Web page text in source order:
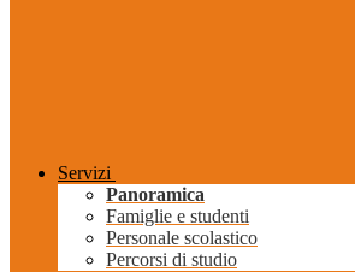
Servizi
Panoramica
Famiglie e studenti
Personale scolastico
Percorsi di studio